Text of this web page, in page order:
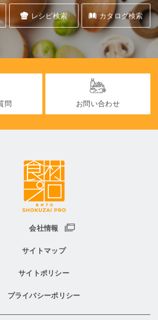
レシピ検索 カタログ検索
問 お問い合わせ
会社情報
サイトマップ
サイトポリシー
プライバシーポリシー